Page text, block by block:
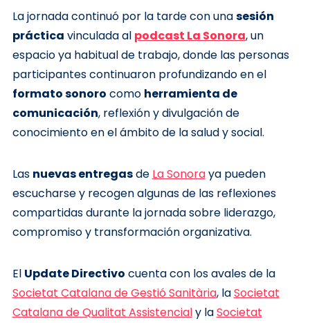
La jornada continuó por la tarde con unasesión
práctica vinculada al podcast La Sonora, un
espacio ya habitual de trabajo, donde las personas
participantes continuaron profundizando en el
formato sonoro como herramienta de
comunicación, reflexión y divulgación de
conocimiento en el ámbito de la salud y social.
Las nuevas entregasde La Sonoraya pueden
escucharse y recogen algunas de las reflexiones
compartidas durante la jornada sobre liderazgo,
compromiso y transformación organizativa.
El Update Directivo cuenta con los avales de la
Societat Catalana de Gestió Sanitària, laSocietat
Catalana de Qualitat Assistencialy laSocietat